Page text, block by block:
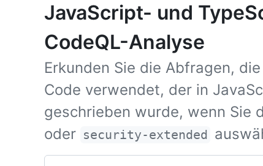
JavaScript- und
CodeQL-Analyse
Erkunden Sie die Abfragen,
Code verwendet, der in
geschrieben wurde, wenn Sie
oder security-extended